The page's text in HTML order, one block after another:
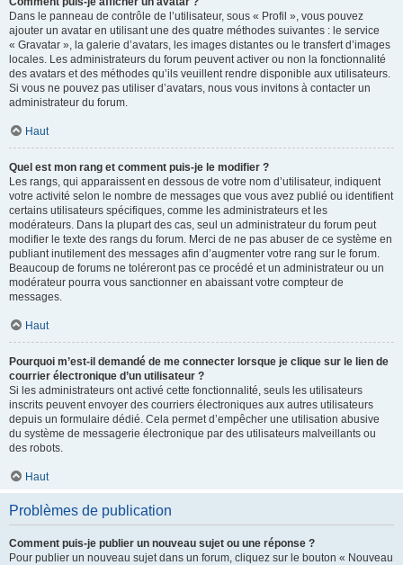
Dans le panneau de contrôle de l’utilisateur, sous « Profil », vous pouvez
ajouter un avatar en utilisant une des quatre méthodes suivantes : le service
« Gravatar », la galerie d’avatars, les images distantes ou le transfert d’images
locales. Les administrateurs du forum peuvent activer ou non la fonctionnalité
des avatars et des méthodes qu’ils veuillent rendre disponible aux utilisateurs.
Si vous ne pouvez pas utiliser d’avatars, nous vous invitons à contacter un
administrateur du forum.
Haut
Quel est mon rang et comment puis-je le modifier ?
Les rangs, qui apparaissent en dessous de votre nom d’utilisateur, indiquent
votre activité selon le nombre de messages que vous avez publié ou identifient
certains utilisateurs spécifiques, comme les administrateurs et les
modérateurs. Dans la plupart des cas, seul un administrateur du forum peut
modifier le texte des rangs du forum. Merci de ne pas abuser de ce système en
publiant inutilement des messages afin d’augmenter votre rang sur le forum.
Beaucoup de forums ne toléreront pas ce procédé et un administrateur ou un
modérateur pourra vous sanctionner en abaissant votre compteur de
messages.
Haut
Pourquoi m’est-il demandé de me connecter lorsque je clique sur le lien de
courrier électronique d’un utilisateur ?
Si les administrateurs ont activé cette fonctionnalité, seuls les utilisateurs
inscrits peuvent envoyer des courriers électroniques aux autres utilisateurs
depuis un formulaire dédié. Cela permet d’empêcher une utilisation abusive
du système de messagerie électronique par des utilisateurs malveillants ou
des robots.
Haut
Problèmes de publication
Comment puis-je publier un nouveau sujet ou une réponse ?
Pour publier un nouveau sujet dans un forum, cliquez sur le bouton « Nouveau